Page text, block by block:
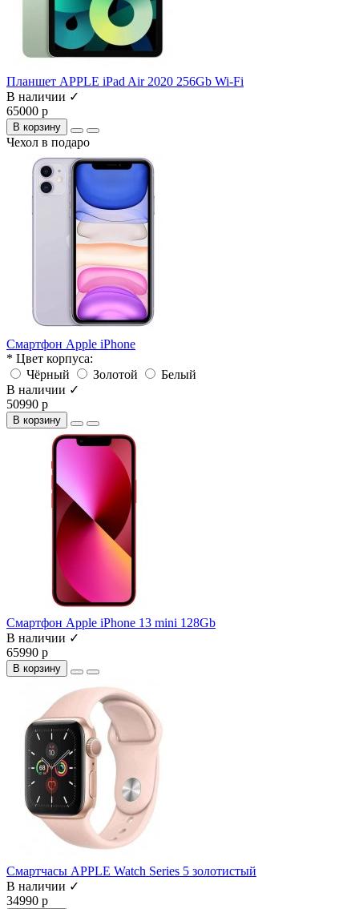
Планшет APPLE iPad Air 2020 256Gb Wi-Fi
В наличии ✓
65000 р
В корзину
Чехол в подаро
Смартфон Apple iPhone
* Цвет корпуса:
Чёрный
Золотой
Белый
В наличии ✓
50990 р
В корзину
Смартфон Apple iPhone 13 mini 128Gb
В наличии ✓
65990 р
В корзину
Смартчасы APPLE Watch Series 5 золотистый
В наличии ✓
34990 р